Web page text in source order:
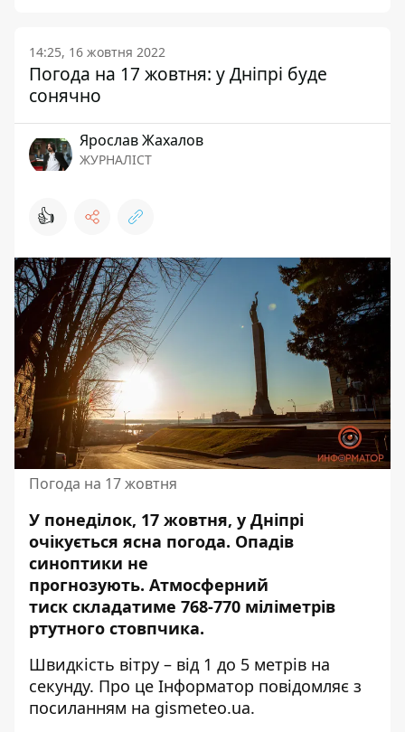
14:25, 16 жовтня 2022
Погода на 17 жовтня: у Дніпрі буде
сонячно
Ярослав Жахалов
ЖУРНАЛІСТ
👍
Погода на 17 жовтня
У понеділок, 17 жовтня, у Дніпрі
очікується ясна погода. Опадів
синоптики не
прогнозують. Атмосферний
тиск складатиме 768-770 міліметрів
ртутного стовпчика.
Швидкість вітру – від 1 до 5 метрів на
секунду. Про це Інформатор повідомляє з
посиланням на gismeteo.ua.